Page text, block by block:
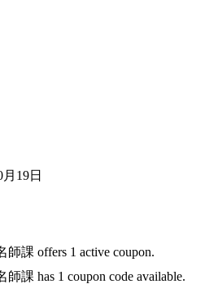
19日
師課 offers 1 active coupon.
師課 has 1 coupon code available.